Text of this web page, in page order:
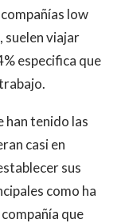
low
suelen viajar
especifica que
han tenido las
casi en
sus
como ha
que